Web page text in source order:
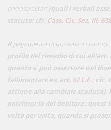
endosocietari (quali i verbali
statuto: cfr. Cass. Civ. Sez. III,
Il pagamento di un debito scaduto
profilo del rimedio di cui all'art.
quanto si può osservare nel
fallimentare ex art. 67 L.F.; cfr.
attiene alla cambiale scaduta).
patrimonio del debitore:
volta per volta, quando si